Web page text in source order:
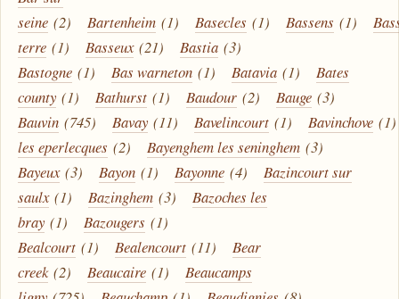
seine (2) Bartenheim (1) Basecles (1) Bassens (1)
terre (1) Basseux (21) Bastia (3)
Bastogne (1) Bas warneton (1) Batavia (1)
Bates
county (1) Bathurst (1) Baudour (2) Bauge (3)
Bauvin (745) Bavay (11) Bavelincourt (1) Bavinchove (1)
les eperlecques (2) Bayenghem les seninghem (3)
Bayeux (3) Bayon (1) Bayonne (4)
Bazincourt sur
saulx (1) Bazinghem (3)
Bazoches les
bray (1) Bazougers (1)
Bealcourt (1) Bealencourt (11)
Bear
creek (2) Beaucaire (1)
Beaucamps